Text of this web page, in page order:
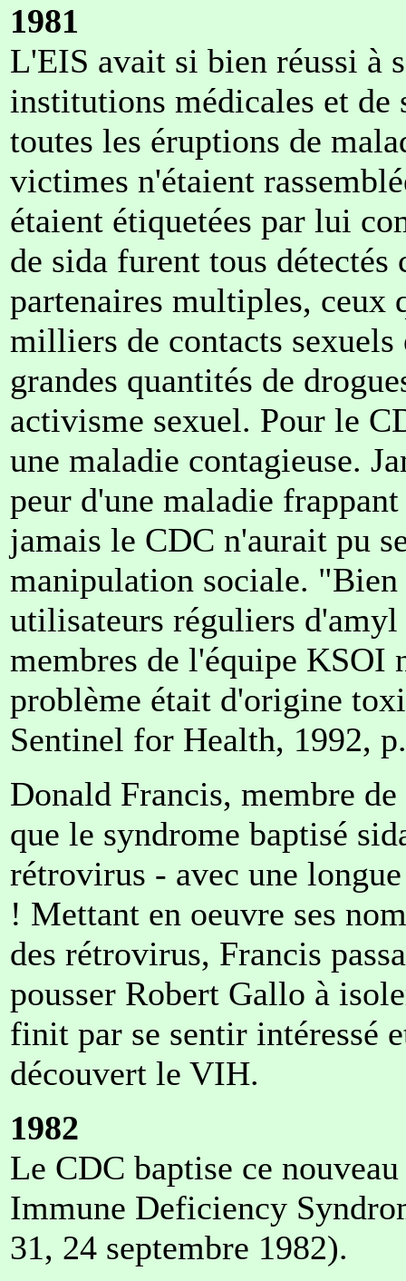
1981
L'EIS avait si bien réussi à
institutions médicales et de
toutes les éruptions de
victimes n'étaient
étaient étiquetées par lui
de sida furent tous détectés
partenaires multiples, ceux
milliers de contacts
grandes quantités de
activisme sexuel. Pour le
une maladie contagieuse.
peur d'une maladie
jamais le CDC n'aurait pu
manipulation sociale. "Bien
utilisateurs réguliers d'amyl
membres de l'équipe KSOI
problème était d'origine
Sentinel for Health, 1992,
Donald Francis, membre
que le syndrome baptisé
rétrovirus - avec une
! Mettant en oeuvre ses
des rétrovirus, Francis
pousser Robert Gallo à
finit par se sentir intéressé
découvert le VIH.
1982
Le CDC baptise ce
Immune Deficiency
31, 24 septembre 1982).